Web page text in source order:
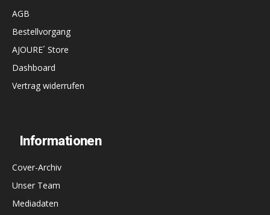
AGB
Bestellvorgang
AJOURE´ Store
Dashboard
Vertrag widerrufen
Informationen
Cover-Archiv
Unser Team
Mediadaten